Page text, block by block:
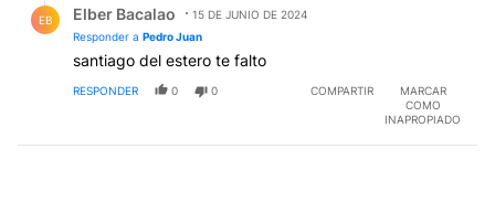
EB Elber Bacalao
15 DE JUNIO DE 2024
Responder a Pedro Juan
santiago del estero te falto
RESPONDER 0 0 COMPARTIR
MARCAR
COMO
INAPROPIADO